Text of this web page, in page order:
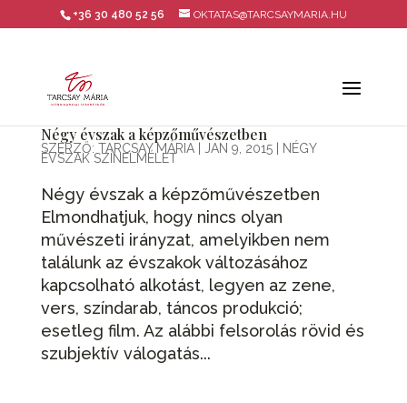
+36 30 480 52 56 OKTATAS@TARCSAYMARIA.HU
Négy évszak a képzőművészetben
SZERZŐ: TARCSAY MÁRIA| JAN 9, 2015| NÉGY
ÉVSZAK SZÍNELMÉLET
Négy évszak a képzőművészetben
Elmondhatjuk, hogy nincs olyan
művészeti irányzat, amelyikben nem
találunk az évszakok változásához
kapcsolható alkotást, legyen az zene,
vers, színdarab, táncos produkció;
esetleg film. Az alábbi felsorolás rövid és
szubjektív válogatás...